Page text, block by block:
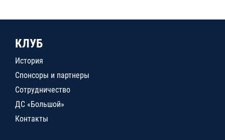
КЛУБ
История
Спонсоры и партнеры
Сотрудничество
ДС «Большой»
Контакты